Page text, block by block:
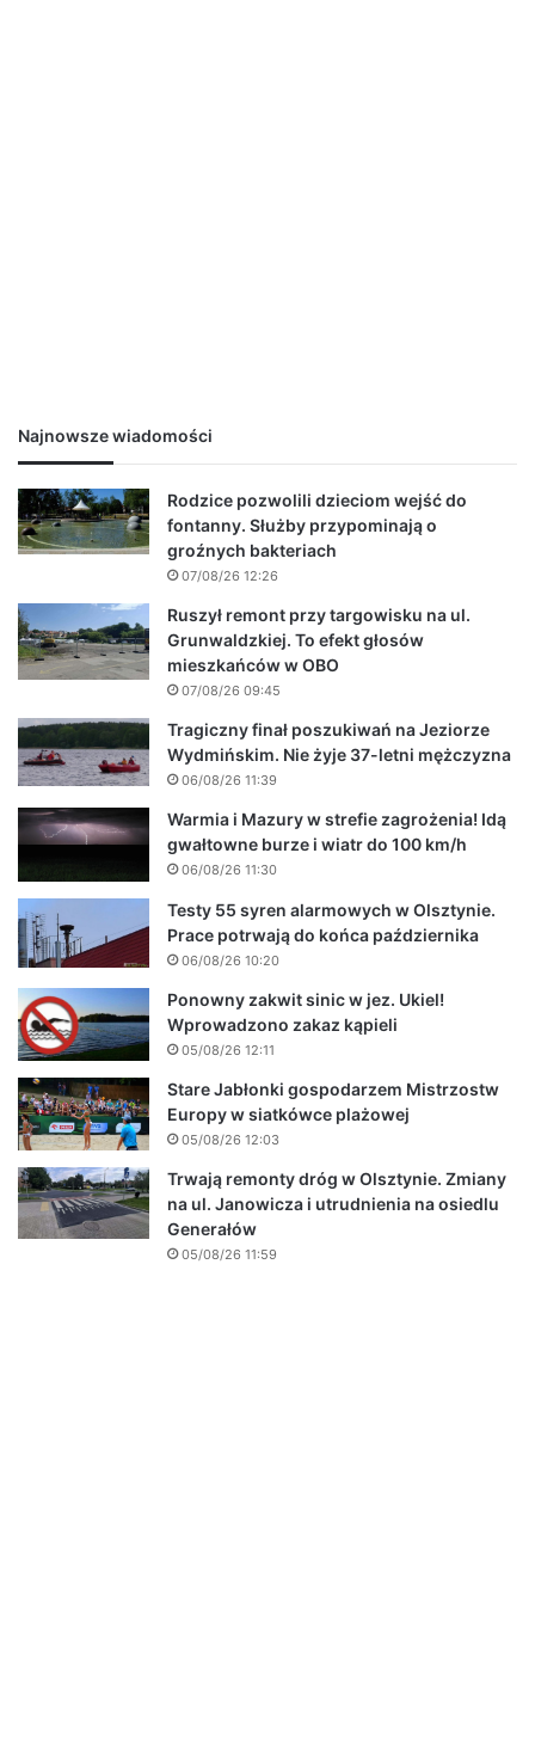
Najnowsze wiadomości
Rodzice pozwolili dzieciom wejść do
fontanny. Służby przypominają o
groźnych bakteriach
07/08/26 12:26
Ruszył remont przy targowisku na ul.
Grunwaldzkiej. To efekt głosów
mieszkańców w OBO
07/08/26 09:45
Tragiczny finał poszukiwań na Jeziorze
Wydmińskim. Nie żyje 37-letni mężczyzna
06/08/26 11:39
Warmia i Mazury w strefie zagrożenia! Idą
gwałtowne burze i wiatr do 100 km/h
06/08/26 11:30
Testy 55 syren alarmowych w Olsztynie.
Prace potrwają do końca października
06/08/26 10:20
Ponowny zakwit sinic w jez. Ukiel!
Wprowadzono zakaz kąpieli
05/08/26 12:11
Stare Jabłonki gospodarzem Mistrzostw
Europy w siatkówce plażowej
05/08/26 12:03
Trwają remonty dróg w Olsztynie. Zmiany
na ul. Janowicza i utrudnienia na osiedlu
Generałów
05/08/26 11:59